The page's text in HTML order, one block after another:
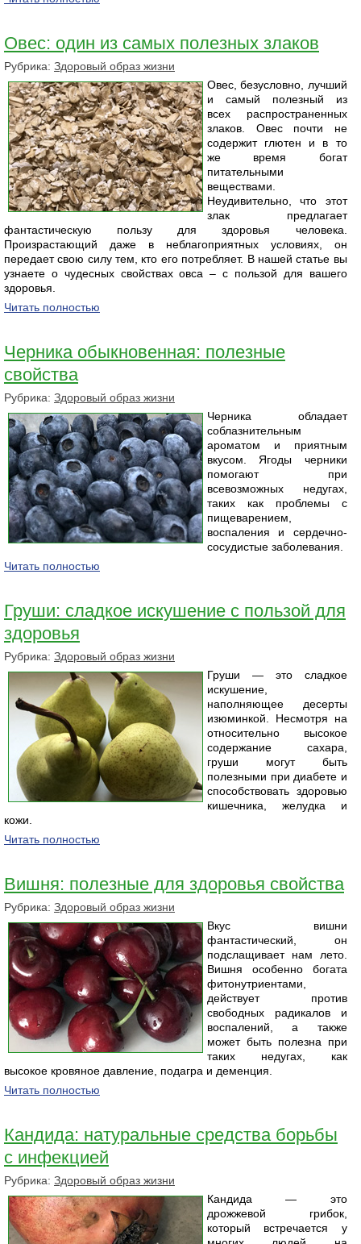
Овес: один из самых полезных злаков
Рубрика: Здоровый образ жизни
Овес, безусловно, лучший
и самый полезный из
всех распространенных
злаков. Овес почти не
содержит глютен и в то
же время богат
питательными
веществами.
Неудивительно, что этот
злак предлагает
фантастическую пользу для здоровья человека.
Произрастающий даже в неблагоприятных условиях, он
передает свою силу тем, кто его потребляет. В нашей статье вы
узнаете о чудесных свойствах овса – с пользой для вашего
здоровья.
Читать полностью
Черника обыкновенная: полезные
свойства
Рубрика: Здоровый образ жизни
Черника обладает
соблазнительным
ароматом и приятным
вкусом. Ягоды черники
помогают при
всевозможных недугах,
таких как проблемы с
пищеварением,
воспаления и сердечно-
сосудистые заболевания.
Читать полностью
Груши: сладкое искушение с пользой для
здоровья
Рубрика: Здоровый образ жизни
Груши — это сладкое
искушение,
наполняющее десерты
изюминкой. Несмотря на
относительно высокое
содержание сахара,
груши могут быть
полезными при диабете и
способствовать здоровью
кишечника, желудка и
кожи.
Читать полностью
Вишня: полезные для здоровья свойства
Рубрика: Здоровый образ жизни
Вкус вишни
фантастический, он
подслащивает нам лето.
Вишня особенно богата
фитонутриентами,
действует против
свободных радикалов и
воспалений, а также
может быть полезна при
таких недугах, как
высокое кровяное давление, подагра и деменция.
Читать полностью
Кандида: натуральные средства борьбы
с инфекцией
Рубрика: Здоровый образ жизни
Кандида — это
дрожжевой грибок,
который встречается у